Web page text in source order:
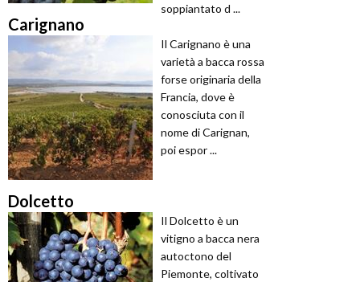
soppiantato d ...
Carignano
Il Carignano è una
varietà a bacca rossa
forse originaria della
Francia, dove è
conosciuta con il
nome di Carignan,
poi espor ...
Dolcetto
Il Dolcetto è un
vitigno a bacca nera
autoctono del
Piemonte, coltivato